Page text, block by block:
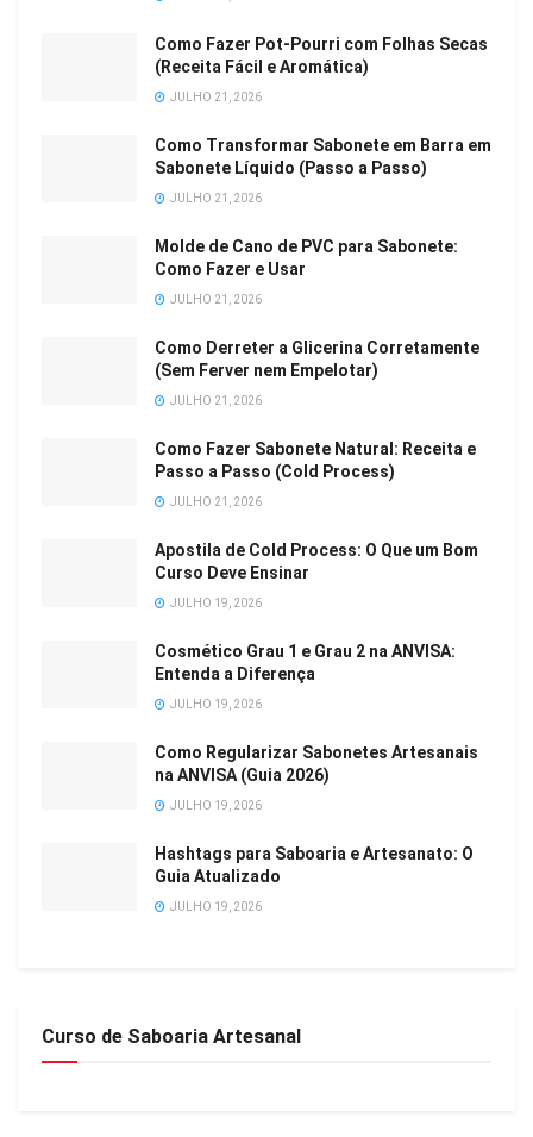
Como Fazer Pot-Pourri com Folhas Secas
(Receita Fácil e Aromática)
JULHO 21, 2026
Como Transformar Sabonete em Barra em
Sabonete Líquido (Passo a Passo)
JULHO 21, 2026
Molde de Cano de PVC para Sabonete:
Como Fazer e Usar
JULHO 21, 2026
Como Derreter a Glicerina Corretamente
(Sem Ferver nem Empelotar)
JULHO 21, 2026
Como Fazer Sabonete Natural: Receita e
Passo a Passo (Cold Process)
JULHO 21, 2026
Apostila de Cold Process: O Que um Bom
Curso Deve Ensinar
JULHO 19, 2026
Cosmético Grau 1 e Grau 2 na ANVISA:
Entenda a Diferença
JULHO 19, 2026
Como Regularizar Sabonetes Artesanais
na ANVISA (Guia 2026)
JULHO 19, 2026
Hashtags para Saboaria e Artesanato: O
Guia Atualizado
JULHO 19, 2026
Curso de Saboaria Artesanal